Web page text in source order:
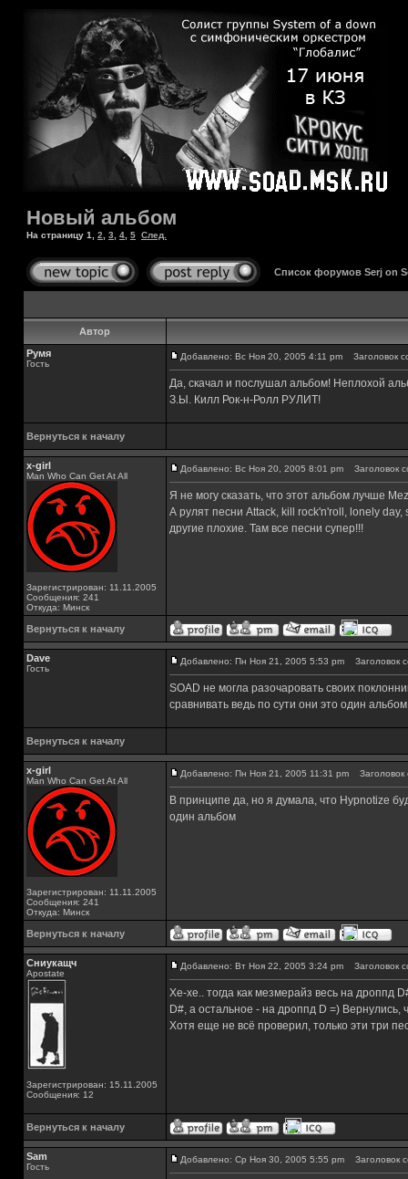
Новый альбом
На страницу 1 2 3 4 5 След.
Список форумов Serj on
Автор
Румя
Гость
Добавлено: Вс Ноя 20, 2005 4:11 pm Заголовок
Да, скачал и послушал альбом! Неплохой
З.Ы. Килл Рок-н-Ролл РУЛИТ!
Вернуться к началу
x-girl
Man Who Can Get At All
Зарегистрирован: 11.11.2005
Сообщения: 241
Откуда: Минск
Добавлено: Вс Ноя 20, 2005 8:01 pm Заголовок
Я не могу сказать, что этот альбом лучше
А рулят песни Attack, kill rock'n'roll, lonely
другие плохие. Там все песни супер!!!
Вернуться к началу
Dave
Гость
Добавлено: Пн Ноя 21, 2005 5:53 pm Заголовок
SOAD не могла разочаровать своих
сравнивать ведь по сути они это один
Вернуться к началу
x-girl
Man Who Can Get At All
Зарегистрирован: 11.11.2005
Сообщения: 241
Откуда: Минск
Добавлено: Пн Ноя 21, 2005 11:31 pm Заголовок
В принципе да, но я думала, что Hypnotize
один альбом
Вернуться к началу
Сниукащч
Apostate
Зарегистрирован: 15.11.2005
Сообщения: 12
Добавлено: Вт Ноя 22, 2005 3:24 pm Заголовок
Хе-хе.. тогда как мезмерайз весь на дроппд
D#, а остальное - на дроппд D =) Вернулись,
Хотя еще не всё проверил, только эти три
Вернуться к началу
Sam
Гость
Добавлено: Ср Ноя 30, 2005 5:55 pm Заголовок